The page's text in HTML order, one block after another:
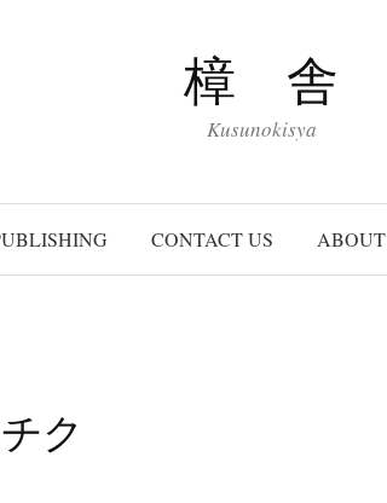
樟 舎
Kusunokisya
CONTACT US ABOUT
ク